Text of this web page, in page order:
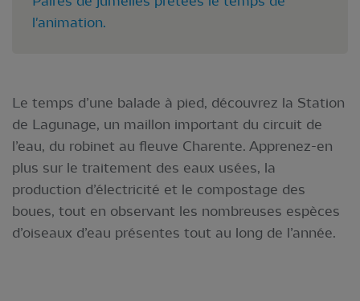
l'animation.
Le temps d’une balade à pied, découvrez la Station
de Lagunage, un maillon important du circuit de
l’eau, du robinet au fleuve Charente. Apprenez-en
plus sur le traitement des eaux usées, la
production d’électricité et le compostage des
boues, tout en observant les nombreuses espèces
d’oiseaux d’eau présentes tout au long de l’année.